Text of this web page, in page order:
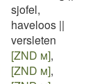
sjofel,
haveloos ||
versleten
[ZND m],
[ZND m],